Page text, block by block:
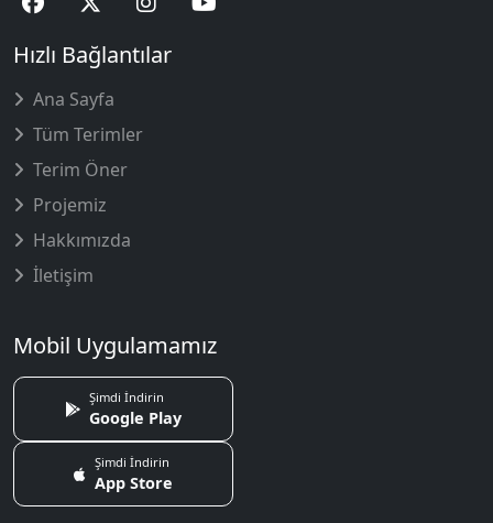
Hızlı Bağlantılar
Ana Sayfa
Tüm Terimler
Terim Öner
Projemiz
Hakkımızda
İletişim
Mobil Uygulamamız
Şimdi İndirin
Google Play
Şimdi İndirin
App Store